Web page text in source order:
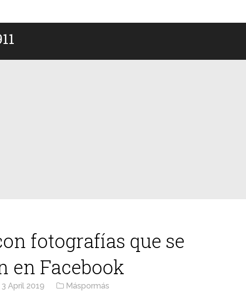
fotografías que se
en Facebook
3 April 2019 Máspormás